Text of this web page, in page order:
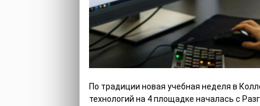
По традиции новая учебная неделя в
технологий на 4 площадке началась с